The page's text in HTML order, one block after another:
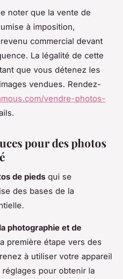
noter que la vente de
à imposition,
commercial devant
La légalité de cette
que vous détenez les
vendues. Rendez-
vendre-photos-
pour des photos
de pieds qui se
des bases de la
photographie et de
première étape vers des
à utiliser votre appareil
pour obtenir la